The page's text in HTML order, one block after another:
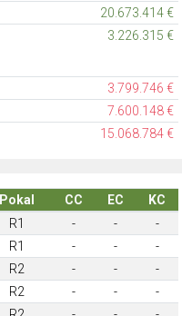
20.673.414 €
3.226.315 €
3.799.746 €
7.600.148 €
15.068.784 €
Pokal CC EC
KC
R1 - -
-
R1 - -
-
R2 - -
-
R2 - -
-